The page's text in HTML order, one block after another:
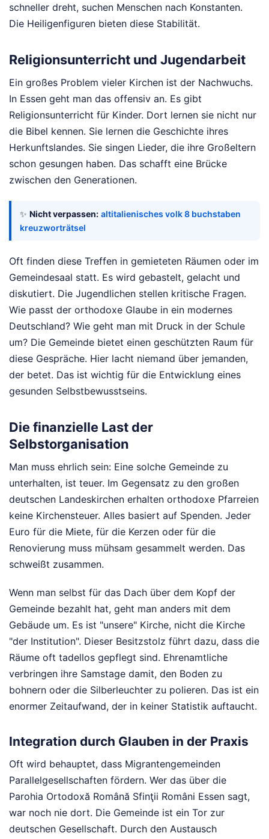
schneller dreht, suchen Menschen nach Konstanten.
Die Heiligenfiguren bieten diese Stabilität.
Religionsunterricht und Jugendarbeit
Ein großes Problem vieler Kirchen ist der Nachwuchs.
In Essen geht man das offensiv an. Es gibt
Religionsunterricht für Kinder. Dort lernen sie nicht nur
die Bibel kennen. Sie lernen die Geschichte ihres
Herkunftslandes. Sie singen Lieder, die ihre Großeltern
schon gesungen haben. Das schafft eine Brücke
zwischen den Generationen.
✨ Nicht verpassen: altitalienisches volk 8 buchstaben
kreuzworträtsel
Oft finden diese Treffen in gemieteten Räumen oder im
Gemeindesaal statt. Es wird gebastelt, gelacht und
diskutiert. Die Jugendlichen stellen kritische Fragen.
Wie passt der orthodoxe Glaube in ein modernes
Deutschland? Wie geht man mit Druck in der Schule
um? Die Gemeinde bietet einen geschützten Raum für
diese Gespräche. Hier lacht niemand über jemanden,
der betet. Das ist wichtig für die Entwicklung eines
gesunden Selbstbewusstseins.
Die finanzielle Last der
Selbstorganisation
Man muss ehrlich sein: Eine solche Gemeinde zu
unterhalten, ist teuer. Im Gegensatz zu den großen
deutschen Landeskirchen erhalten orthodoxe Pfarreien
keine Kirchensteuer. Alles basiert auf Spenden. Jeder
Euro für die Miete, für die Kerzen oder für die
Renovierung muss mühsam gesammelt werden. Das
schweißt zusammen.
Wenn man selbst für das Dach über dem Kopf der
Gemeinde bezahlt hat, geht man anders mit dem
Gebäude um. Es ist "unsere" Kirche, nicht die Kirche
"der Institution". Dieser Besitzstolz führt dazu, dass die
Räume oft tadellos gepflegt sind. Ehrenamtliche
verbringen ihre Samstage damit, den Boden zu
bohnern oder die Silberleuchter zu polieren. Das ist ein
enormer Zeitaufwand, der in keiner Statistik auftaucht.
Integration durch Glauben in der Praxis
Oft wird behauptet, dass Migrantengemeinden
Parallelgesellschaften fördern. Wer das über die
Parohia Ortodoxă Română Sfinţii Români Essen sagt,
war noch nie dort. Die Gemeinde ist ein Tor zur
deutschen Gesellschaft. Durch den Austausch